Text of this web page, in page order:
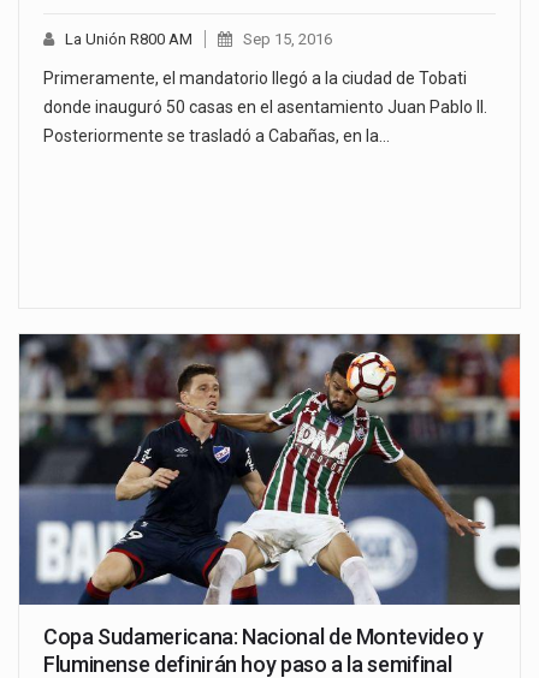
La Unión R800 AM Sep 15, 2016
Primeramente, el mandatorio llegó a la ciudad de Tobati
donde inauguró 50 casas en el asentamiento Juan Pablo II.
Posteriormente se trasladó a Cabañas, en la…
Copa Sudamericana: Nacional de Montevideo y
Fluminense definirán hoy paso a la semifinal